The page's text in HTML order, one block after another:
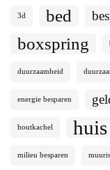
3d bed
boxspring
duurzaamheid
energie besparen
houtkachel huis
milieu besparen